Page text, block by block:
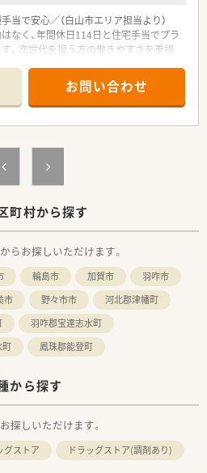
当で安心／（白山市エリア担当より）
なく、年間休日114日と住宅手当でプラ
。次世代を担う方の働きやすさを重視
＊
いて】
どの場所に位置しており、通勤しやす
薬局の求人です。
から50枚程度です。
の体制で運営しており、在宅医療にも
を運営しておりますが、住居の移転を
一切ございません。
を取得しているため医療現場への理解
切にしている会社です。
剤や監査、および丁寧な服薬指導など
般をご担当いただきます。
業務に取り組んでいただけます。
を増やしたいという採用背景があり、
お問い合わせ
町村から探す
らお探しいただけます。
輪島市 加賀市
羽咋市
市 野々市市
河北郡津幡町
羽咋郡宝達志水町
町 鳳珠郡能登町
から探す
探しいただけます。
グストア ドラッグストア(調剤あり)